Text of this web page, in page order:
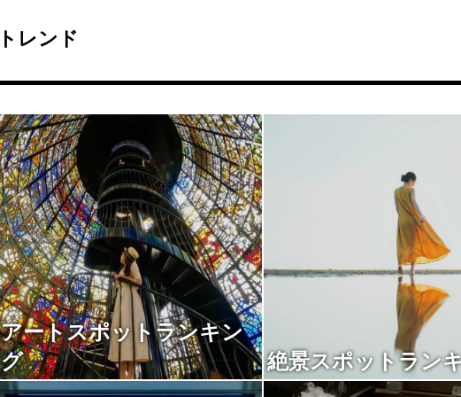
トレンド
アートスポットランキン
グ
絶景スポットラン